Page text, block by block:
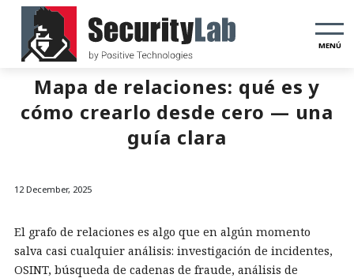
MENÚ
Mapa de relaciones: qué es y
cómo crearlo desde cero — una
guía clara
12 December, 2025
El grafo de relaciones es algo que en algún momento
salva casi cualquier análisis: investigación de incidentes,
OSINT, búsqueda de cadenas de fraude, análisis de